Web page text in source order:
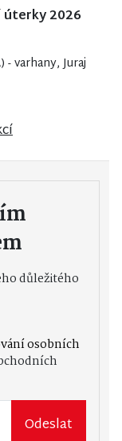
2026
- varhany, Juraj
důležitého
osobních
Odeslat